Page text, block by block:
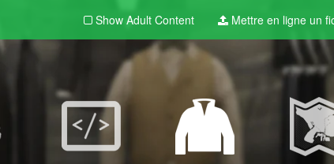
Show Adult Content Mettre en ligne un